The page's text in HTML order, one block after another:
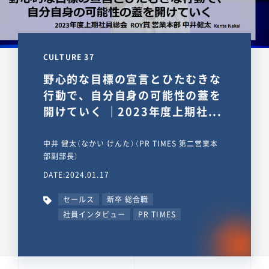
CULTURE 37
野心的な目標の宣言とひたむきな
行動で、自分自身の可能性の蓋を
開けていく ｜2023年度上期社...
中井 健太（なかい けんた）（PR TIMES 第二営業本
部副部長）
DATE:2024.01.17
セールス
新卒 総合職
社員インタビュー
PR TIMES